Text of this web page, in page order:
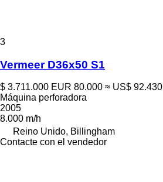
3
Vermeer D36x50 S1
$ 3.711.000 EUR 80.000 ≈ US$ 92.430
Máquina perforadora
2005
8.000 m/h
Reino Unido, Billingham
Contacte con el vendedor